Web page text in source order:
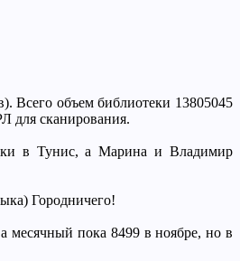
Всего объем библиотеки 13805045
для сканирования.
в Тунис, а Марина и Владимир
Городничего!
месячный пока 8499 в ноябре, но в